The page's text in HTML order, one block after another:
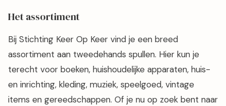
Het assortiment
Bij Stichting Keer Op Keer vind je een breed
assortiment aan tweedehands spullen. Hier kun je
terecht voor boeken, huishoudelijke apparaten, huis-
en inrichting, kleding, muziek, speelgoed, vintage
items en gereedschappen. Of je nu op zoek bent naar